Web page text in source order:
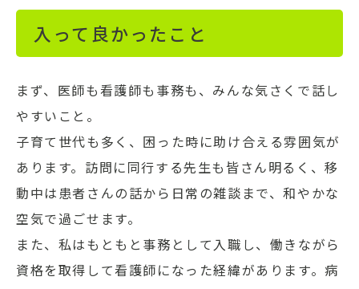
入って良かったこと
まず、医師も看護師も事務も、みんな気さくで話し
やすいこと。
子育て世代も多く、困った時に助け合える雰囲気が
あります。訪問に同行する先生も皆さん明るく、移
動中は患者さんの話から日常の雑談まで、和やかな
空気で過ごせます。
また、私はもともと事務として入職し、働きながら
資格を取得して看護師になった経緯があります。病